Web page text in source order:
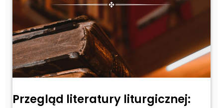
Przegląd literatury liturgicznej: